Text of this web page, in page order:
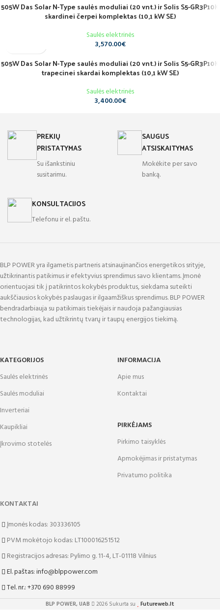
505W Das Solar N-Type saulės moduliai (20 vnt.) ir Solis S5-GR3P10K
skardinei čerpei komplektas (10,1 kW SE)
Saulės elektrinės
3,570.00€
505W Das Solar N-Type saulės moduliai (20 vnt.) ir Solis S5-GR3P10K
trapecinei skardai komplektas (10,1 kW SE)
Saulės elektrinės
3,400.00€
PREKIŲ
PRISTATYMAS
Su išankstiniu
susitarimu.
SAUGUS
ATSISKAITYMAS
Mokėkite per savo
banką.
KONSULTACIJOS
Telefonu ir el. paštu.
BLP POWER yra ilgametis partneris atsinaujinančios energetikos srityje,
užtikrinantis patikimus ir efektyvius sprendimus savo klientams. Įmonė
orientuojasi tik į patikrintos kokybės produktus, siekdama suteikti
aukščiausios kokybės paslaugas ir ilgaamžiškus sprendimus. BLP POWER
bendradarbiauja su patikimais tiekėjais ir naudoja pažangiausias
technologijas, kad užtikrintų tvarų ir taupų energijos tiekimą.
KATEGORIJOS
Saulės elektrinės
Saulės moduliai
Inverteriai
Kaupikliai
Įkrovimo stotelės
INFORMACIJA
Apie mus
Kontaktai
PIRKĖJAMS
Pirkimo taisyklės
Apmokėjimas ir pristatymas
Privatumo politika
KONTAKTAI
Įmonės kodas: 303336105
PVM mokėtojo kodas: LT100016251512
Registracijos adresas: Pylimo g. 11-4, LT-01118 Vilnius
El. paštas: info@blppower.com
Tel. nr.: +370 690 88999
BLP POWER, UAB 2026 Sukurta su Futureweb.lt